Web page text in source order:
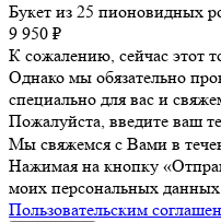
Букет из 25 пионовидных
9 950 ₽
К сожалению, сейчас этот
Однако мы обязательно
специально для вас и
Пожалуйста, введите ваш
Мы свяжемся с Вами в
Нажимая на кнопку
моих персональных данных
Пользовательским